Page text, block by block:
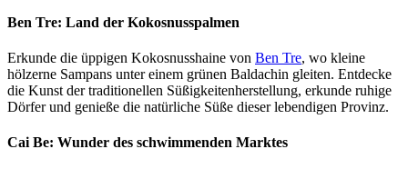
Ben Tre: Land der Kokosnusspalmen
Erkunde die üppigen Kokosnusshaine von Ben Tre, wo kleine
hölzerne Sampans unter einem grünen Baldachin gleiten. Entdecke
die Kunst der traditionellen Süßigkeitenherstellung, erkunde ruhige
Dörfer und genieße die natürliche Süße dieser lebendigen Provinz.
Cai Be: Wunder des schwimmenden Marktes